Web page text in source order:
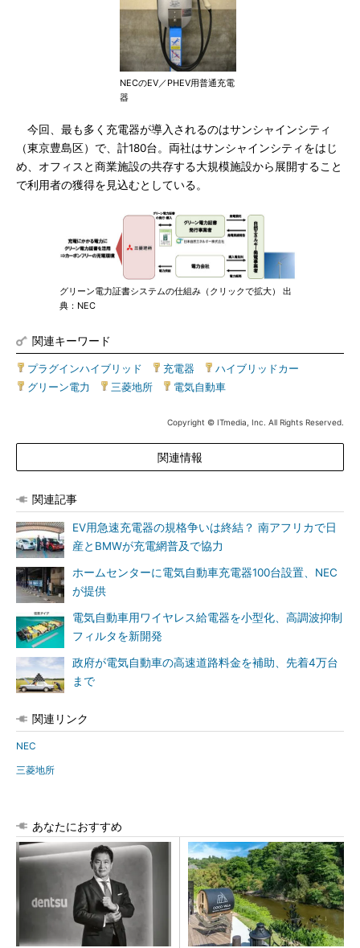
NECのEV／PHEV用普通充電
器
今回、最も多く充電器が導入されるのはサンシャインシティ
（東京豊島区）で、計180台。両社はサンシャインシティをはじ
め、オフィスと商業施設の共存する大規模施設から展開すること
で利用者の獲得を見込むとしている。
グリーン電力証書システムの仕組み（クリックで拡大） 出
典：NEC
関連キーワード
プラグインハイブリッド 充電器 ハイブリッドカー
グリーン電力
三菱地所 電気自動車
Copyright © ITmedia, Inc. All Rights Reserved.
関連情報
関連記事
EV用急速充電器の規格争いは終結？ 南アフリカで日
産とBMWが充電網普及で協力
ホームセンターに電気自動車充電器100台設置、NEC
が提供
電気自動車用ワイヤレス給電器を小型化、高調波抑制
フィルタを新開発
政府が電気自動車の高速道路料金を補助、先着4万台
まで
関連リンク
NEC
三菱地所
あなたにおすすめ